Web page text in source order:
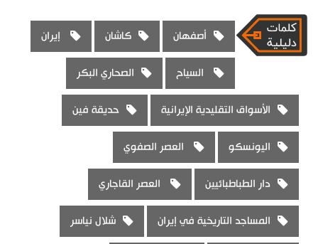
أصفهان كاشان إيران
السياح الصحاري البكر
الأسواق التقليدية الإيرانية حديقة فين
اليونسكو العصر الصفوي
دار الطباطبائيين العصر القاجاري
المساجد التاريخية في إيران شلال نياسر